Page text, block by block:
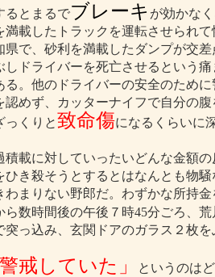
とまるでブレーキ が効かな
満載したトラックを運転させられ
県で、砂利を満載したダンプが交
しドライバーを死亡させるという
る。他のドライバーの安全のため
認めず、カッターナイフで自分の
っくりと致命傷になるくらいに
載に対していったいどんな金額
ひき殺そうとするとはなんとも物
わまりない野郎だ。わずかな所持
ら数時間後の午後７時45分ごろ、
突っ込み、玄関ドアのガラス２枚
戒していた」
というのは